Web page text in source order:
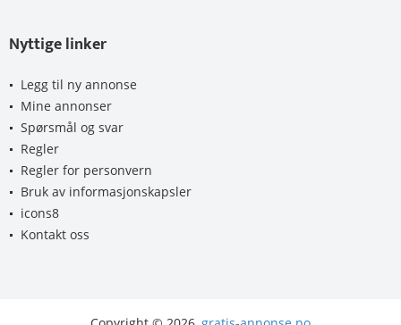
Nyttige linker
Legg til ny annonse
Mine annonser
Spørsmål og svar
Regler
Regler for personvern
Bruk av informasjonskapsler
icons8
Kontakt oss